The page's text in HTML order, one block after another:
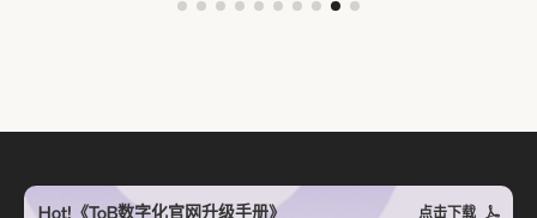
Hot!《ToB数字化官网升级手册》 点击下载